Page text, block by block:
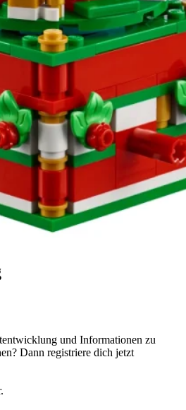
und Informationen zu
Dann registriere dich jetzt